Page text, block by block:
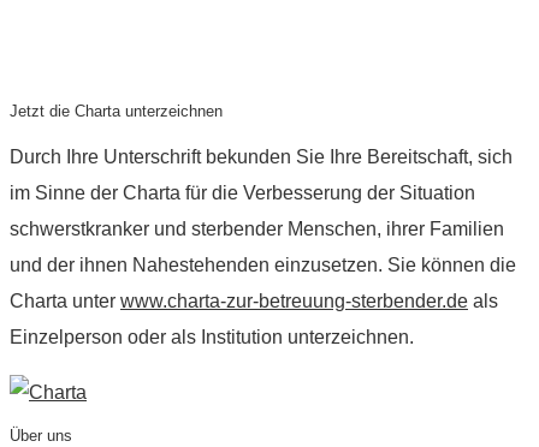
Jetzt die Charta unterzeichnen
Durch Ihre Unterschrift bekunden Sie Ihre Bereitschaft, sich
im Sinne der Charta für die Verbesserung der Situation
schwerstkranker und sterbender Menschen, ihrer Familien
und der ihnen Nahestehenden einzusetzen. Sie können die
Charta unter www.charta-zur-betreuung-sterbender.de als
Einzelperson oder als Institution unterzeichnen.
Über uns